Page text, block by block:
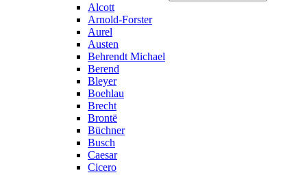
Alcott
Arnold-Forster
Aurel
Austen
Behrendt Michael
Berend
Bleyer
Boehlau
Brecht
Brontë
Büchner
Busch
Caesar
Cicero